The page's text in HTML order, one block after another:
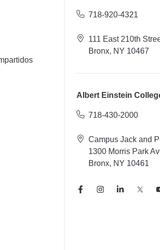
718-920-4321
111 East 210th
Bronx, NY 10467
Albert Einstein
718-430-2000
Campus Jack and
1300 Morris Park
Bronx, NY 10461